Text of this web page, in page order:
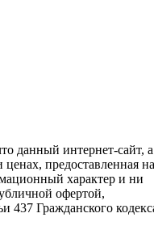
данный интернет-сайт, а
предоставленная на
характер и ни
офертой,
437 Гражданского